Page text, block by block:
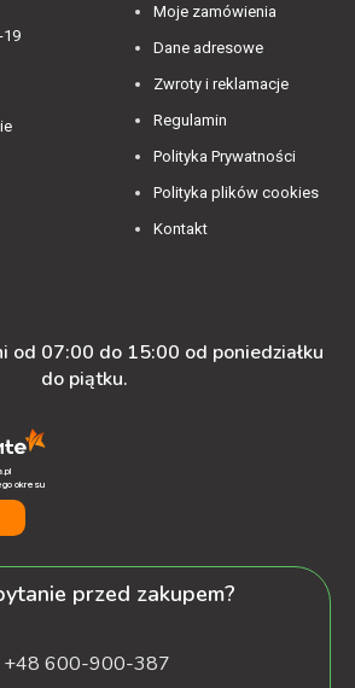
19
Moje zamówienia
Dane adresowe
Zwroty i reklamacje
Regulamin
Polityka Prywatności
Polityka plików cookies
Kontakt
od 07:00 do 15:00 od poniedziałku
do piątku.
okresu
przed zakupem?
+48 600-900-387